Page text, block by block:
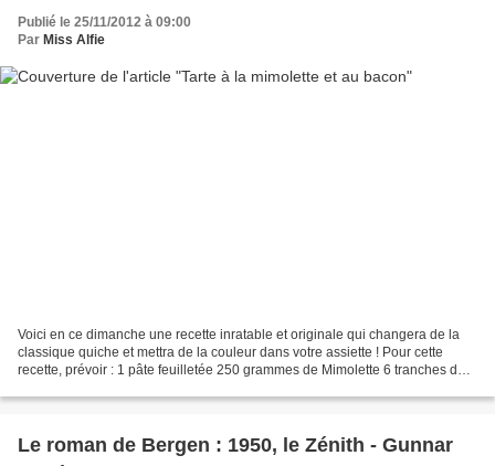
Publié le 25/11/2012 à 09:00
Par Miss Alfie
Voici en ce dimanche une recette inratable et originale qui changera de la
classique quiche et mettra de la couleur dans votre assiette ! Pour cette
recette, prévoir : 1 pâte feuilletée 250 grammes de Mimolette 6 tranches de
Le roman de Bergen : 1950, le Zénith - Gunnar